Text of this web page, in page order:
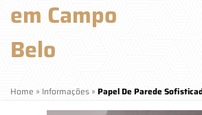
em Campo
Belo
Home » Informações » Papel De Parede